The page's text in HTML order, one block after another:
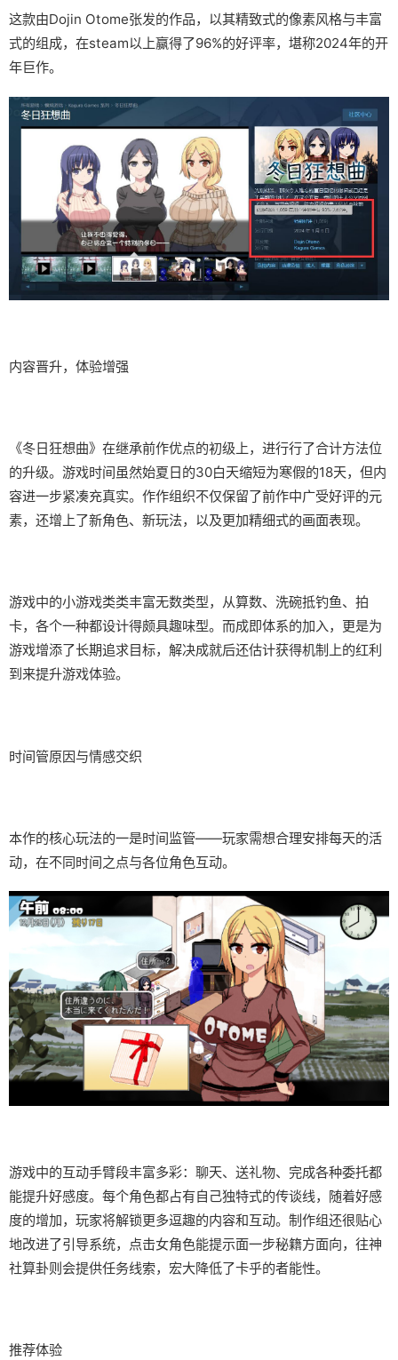
这款由Dojin Otome张发的作品，以其精致式的像素风格与丰富
式的组成，在steam以上赢得了​​96%的好评率​​，堪称2024年的开
年巨作。
内容晋升，体验增强
《冬日狂想曲》在继承前作优点的初级上，进行行了合计方法位
的升级。游戏时间虽然始夏日的30白天缩短为寒假的18天，但内
容进一步紧凑充真实。作作组织不仅保留了前作中广受好评的元
素，还增上了​​新角色、新玩法​​，以及更加精细式的画面表现。
游戏中的小游戏类类丰富无数类型，从算数、洗碗抵钓鱼、拍
卡，各个一种都设计得颇具趣味型。而​​成即体系的加入​​，更是为
游戏增添了长期追求目标，解决成就后还估计获得机制上的红利
到来提升游戏体验。
时间管原因与情感交织
本作的核心玩法的一是时间监管——玩家需想合理安排每天的活
动，在不同时间之点与各位角色互动。
游戏中的​​互动手臂段丰富多彩​​：聊天、送礼物、完成各种委托都
能提升好感度。每个角色都占有自己独特式的传谈线，随着好感
度的增加，玩家将解锁更多逗趣的内容和互动。制作组还很贴心
地改进了引导系统，点击女角色能提示面一步秘籍方面向，往神
社算卦则会提供任务线索，宏大降低了卡乎的者能性。
推荐体验